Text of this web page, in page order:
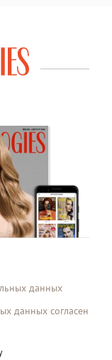
данных
данных согласен